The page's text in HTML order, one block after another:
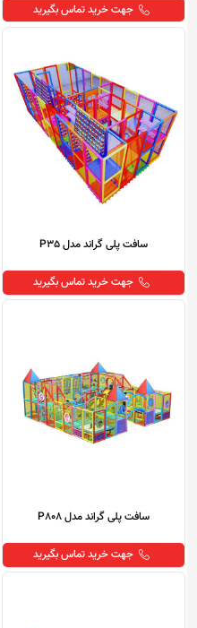
جهت خرید تماس بگیرید
سافت پلی گراند مدل P35
جهت خرید تماس بگیرید
سافت پلی گراند مدل P808
جهت خرید تماس بگیرید